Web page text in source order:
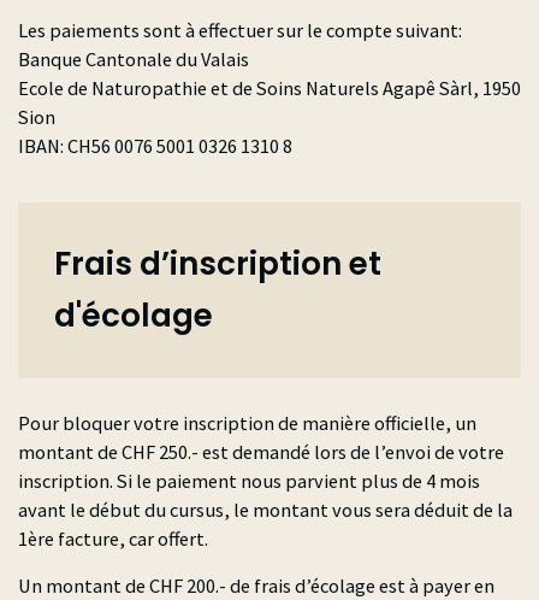
Les paiements sont à effectuer sur le compte suivant:
Banque Cantonale du Valais
Ecole de Naturopathie et de Soins Naturels Agapê Sàrl, 1950
Sion
IBAN: CH56 0076 5001 0326 1310 8
Frais d’inscription et
d'écolage
Pour bloquer votre inscription de manière officielle, un
montant de CHF 250.- est demandé lors de l’envoi de votre
inscription. Si le paiement nous parvient plus de 4 mois
avant le début du cursus, le montant vous sera déduit de la
1ère facture, car offert.
Un montant de CHF 200.- de frais d’écolage est à payer en